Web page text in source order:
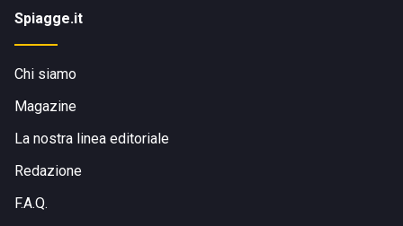
Spiagge.it
Chi siamo
Magazine
La nostra linea editoriale
Redazione
F.A.Q.